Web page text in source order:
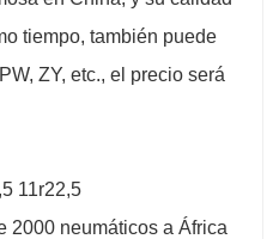
tiempo, también puede
ZY, etc., el precio será
11r22,5
2000 neumáticos a África